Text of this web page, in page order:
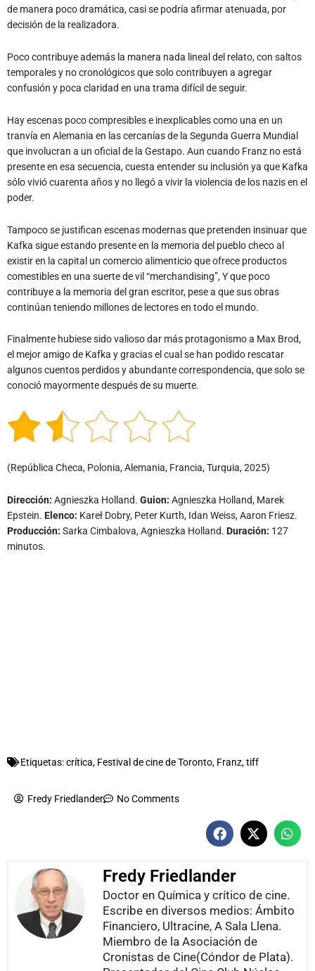
de manera poco dramática, casi se podría afirmar atenuada, por
decisión de la realizadora.
Poco contribuye además la manera nada lineal del relato, con saltos
temporales y no cronológicos que solo contribuyen a agregar
confusión y poca claridad en una trama difícil de seguir.
Hay escenas poco compresibles e inexplicables como una en un
tranvía en Alemania en las cercanías de la Segunda Guerra Mundial
que involucran a un oficial de la Gestapo. Aun cuando Franz no está
presente en esa secuencia, cuesta entender su inclusión ya que Kafka
sólo vivió cuarenta años y no llegó a vivir la violencia de los nazis en el
poder.
Tampoco se justifican escenas modernas que pretenden insinuar que
Kafka sigue estando presente en la memoria del pueblo checo al
existir en la capital un comercio alimenticio que ofrece productos
comestibles en una suerte de vil “merchandising”, Y que poco
contribuye a la memoria del gran escritor, pese a que sus obras
continúan teniendo millones de lectores en todo el mundo.
Finalmente hubiese sido valioso dar más protagonismo a Max Brod,
el mejor amigo de Kafka y gracias el cual se han podido rescatar
algunos cuentos perdidos y abundante correspondencia, que solo se
conoció mayormente después de su muerte.
(República Checa, Polonia, Alemania, Francia, Turquia, 2025)
Dirección: Agnieszka Holland. Guion: Agnieszka Holland, Marek
Epstein. Elenco: Kareł Dobry, Peter Kurth, Idan Weiss, Aaron Friesz.
Producción: Sarka Cimbalova, Agnieszka Holland. Duración: 127
minutos.
Etiquetas:crítica, Festival de cine de Toronto, Franz,tiff
Fredy Friedlander No Comments
Fredy Friedlander
Doctor en Química y crítico de cine.
Escribe en diversos medios: Ámbito
Financiero, Ultracine, A Sala Llena.
Miembro de la Asociación de
Cronistas de Cine(Cóndor de Plata).